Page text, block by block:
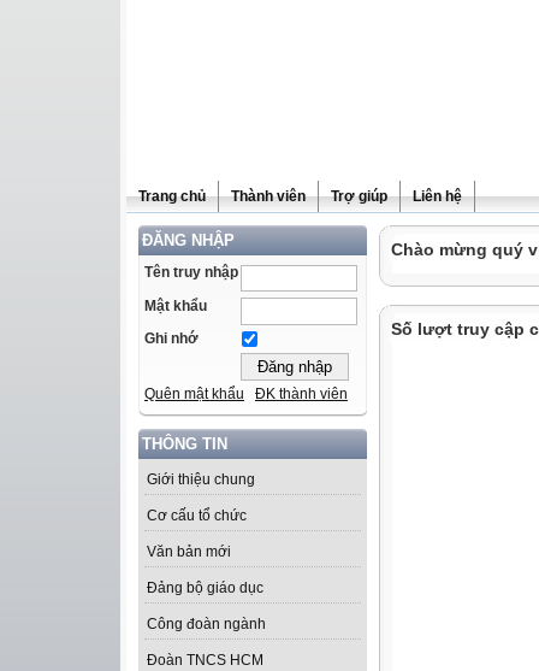
Trang chủ Thành viên Trợ giúp Liên hệ
ĐĂNG NHẬP
Tên truy nhập
Mật khẩu
Ghi nhớ
Quên mật khẩu ĐK thành viên
THÔNG TIN
Giới thiệu chung
Cơ cấu tổ chức
Văn bản mới
Đảng bộ giáo dục
Công đoàn ngành
Đoàn TNCS HCM
Chào mừng quý
Số lượt truy cập